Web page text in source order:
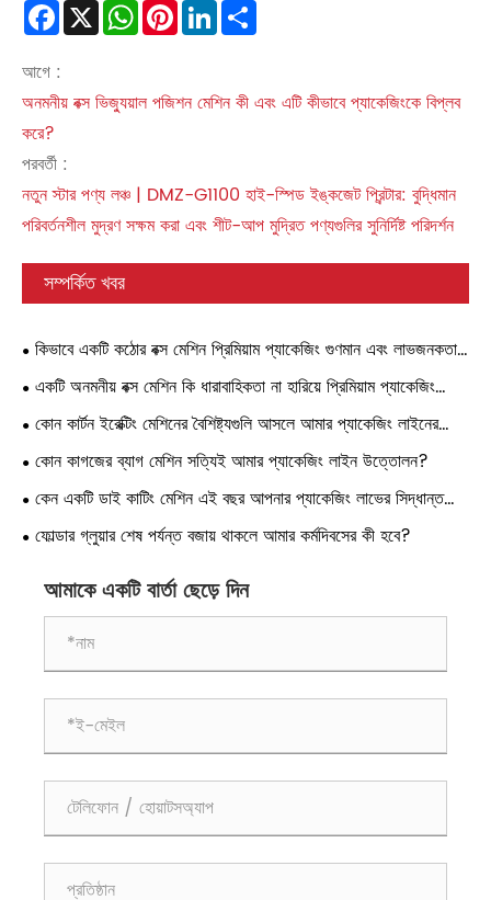
Facebook
X WhatsApp
PinterestLinkedIn
আগে :
অনমনীয় বক্স ভিজ্যুয়াল পজিশন মেশিন কী এবং এটি কীভাবে প্যাকেজিংকে বিপ্লব
করে?
পরবর্তী :
নতুন স্টার পণ্য লঞ্চ | DMZ-G1100 হাই-স্পিড ইঙ্কজেট প্রিন্টার: বুদ্ধিমান
পরিবর্তনশীল মুদ্রণ সক্ষম করা এবং শীট-আপ মুদ্রিত পণ্যগুলির সুনির্দিষ্ট পরিদর্শন
সম্পর্কিত খবর
কিভাবে একটি কঠোর বক্স মেশিন প্রিমিয়াম প্যাকেজিং গুণমান এবং লাভজনকতা
উন্নত করে?
একটি অনমনীয় বক্স মেশিন কি ধারাবাহিকতা না হারিয়ে প্রিমিয়াম প্যাকেজিং
স্কেল করার দ্রুততম উপায়?
কোন কার্টন ইরেক্টিং মেশিনের বৈশিষ্ট্যগুলি আসলে আমার প্যাকেজিং লাইনের
জন্য খরচ কমিয়ে দেয়?
কোন কাগজের ব্যাগ মেশিন সত্যিই আমার প্যাকেজিং লাইন উত্তোলন?
কেন একটি ডাই কাটিং মেশিন এই বছর আপনার প্যাকেজিং লাভের সিদ্ধান্ত
নেয়?
ফোল্ডার গ্লুয়ার শেষ পর্যন্ত বজায় থাকলে আমার কর্মদিবসের কী হবে?
আমাকে একটি বার্তা ছেড়ে দিন